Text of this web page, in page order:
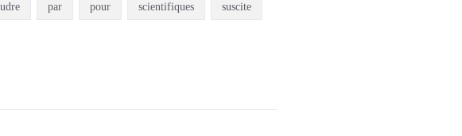
par pour scientifiques suscite